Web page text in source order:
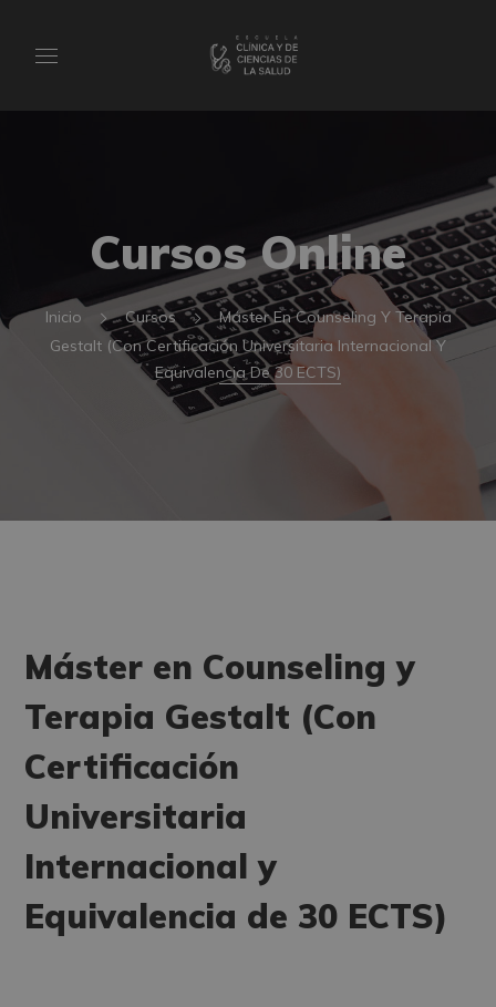
Cursos Online
Inicio Cursos
Máster En Counseling Y Terapia
Gestalt (Con Certificación Universitaria Internacional Y
Equivalencia De 30 ECTS)
Máster en Counseling y
Terapia Gestalt (Con
Certificación
Universitaria
Internacional y
Equivalencia de 30 ECTS)